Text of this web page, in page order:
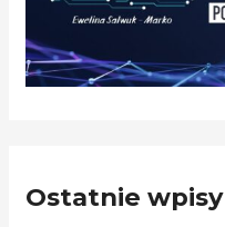
Ostatnie wpisy